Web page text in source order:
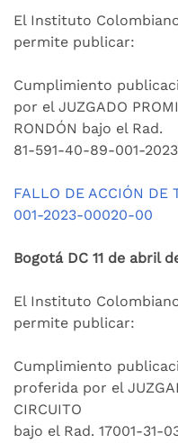
El Instituto
permite publicar:
Cumplimiento
por el JUZGADO
RONDÓN bajo el Rad.
81-591-40-89-001-
FALLO DE ACCIÓN DE
001-2023-00020-00
Bogotá DC 11 de abril
El Instituto
permite publicar:
Cumplimiento
proferida por el
CIRCUITO
bajo el Rad. 17001-31-